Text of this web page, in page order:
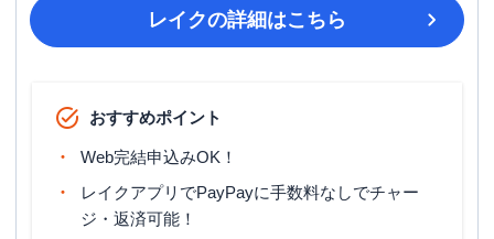
レイクの詳細はこちら
おすすめポイント
Web完結申込みOK！
レイクアプリでPayPayに手数料なしでチャー
ジ・返済可能！